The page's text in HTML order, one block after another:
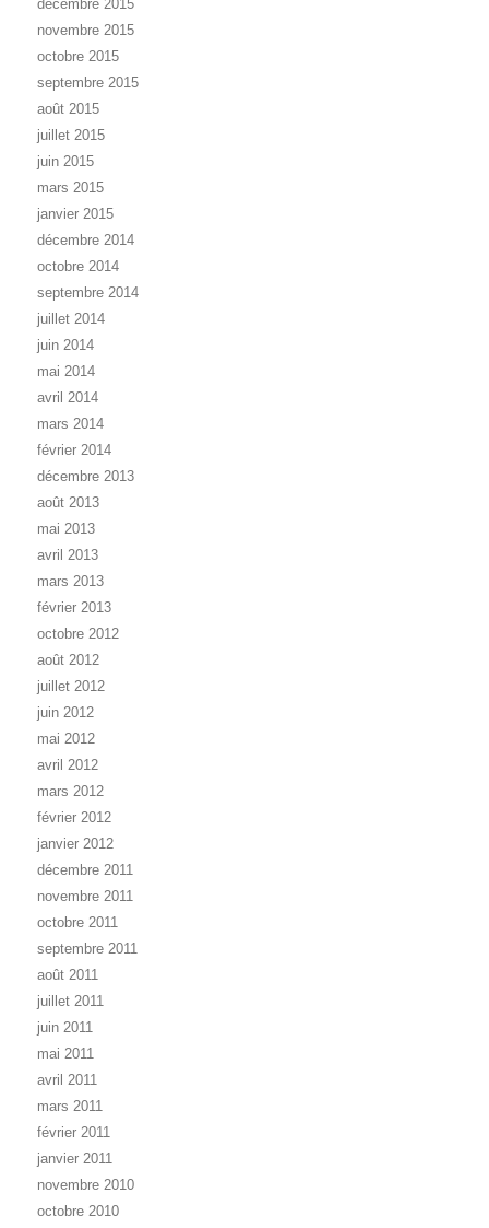
décembre 2015
novembre 2015
octobre 2015
septembre 2015
août 2015
juillet 2015
juin 2015
mars 2015
janvier 2015
décembre 2014
octobre 2014
septembre 2014
juillet 2014
juin 2014
mai 2014
avril 2014
mars 2014
février 2014
décembre 2013
août 2013
mai 2013
avril 2013
mars 2013
février 2013
octobre 2012
août 2012
juillet 2012
juin 2012
mai 2012
avril 2012
mars 2012
février 2012
janvier 2012
décembre 2011
novembre 2011
octobre 2011
septembre 2011
août 2011
juillet 2011
juin 2011
mai 2011
avril 2011
mars 2011
février 2011
janvier 2011
novembre 2010
octobre 2010